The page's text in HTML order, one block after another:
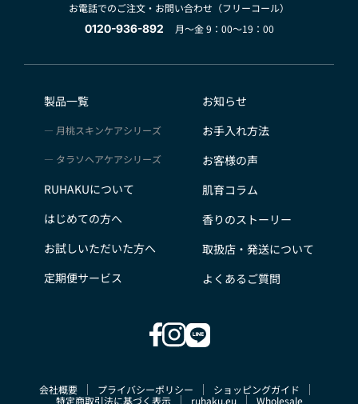
※ログインには、会員登録時に入力したメールアドレス
およびパスワードが必要になります。
号、購入履歴などの大切な個人情報がネットサーバ上に
管理するものとし、法令などにより開示が求められる場
合を除き、開示しないものとします。
合があります。
お客様からの会員登録を承認しない場合
録した場合や、本人以外の第三者の会員登録をした場
合、過去に会員除名処分を受けたことがある場合など、
また一度承認した会員であっても前述のいずれかである
個人利用以外に転用、商用することを禁止します
お電話でのご注文・お問い合わせ（フリーコール）
0120-936-892
月～金 9：00～19：00
製品一覧
月桃スキンケアシリーズ
タラソヘアケアシリーズ
RUHAKUについて
はじめての方へ
お試しいただいた方へ
定期便サービス
お知らせ
お手入れ方法
お客様の声
肌育コラム
香りのストーリー
取扱店・発送について
よくあるご質問
会社概要 プライバシーポリシー
ショッピングガイド
特定商取引法に基づく表示
ruhaku.eu Wholesale